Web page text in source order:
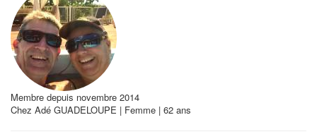
Membre depuis novembre 2014
Chez Adé GUADELOUPE | Femme | 62 ans